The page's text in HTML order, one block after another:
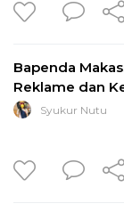
Bapenda
Reklame dan
Syukur Nutu